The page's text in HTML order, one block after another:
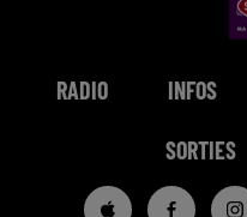
RADIO INFOS
SORTIES